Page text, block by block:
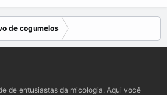
de cogumelos
de entusiastas da micologia. Aqui você